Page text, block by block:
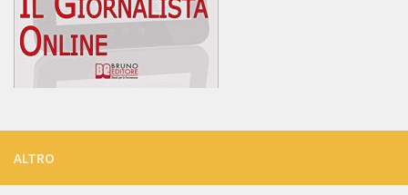
ALTRO